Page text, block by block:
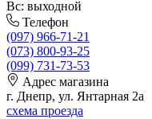
Вс: выходной
Телефон
(097) 966-71-21
(073) 800-93-25
(099) 731-73-53
Адрес магазина
г. Днепр, ул. Янтарная 2а
схема проезда